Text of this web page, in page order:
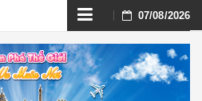
Skip
to
content
07/08/2026